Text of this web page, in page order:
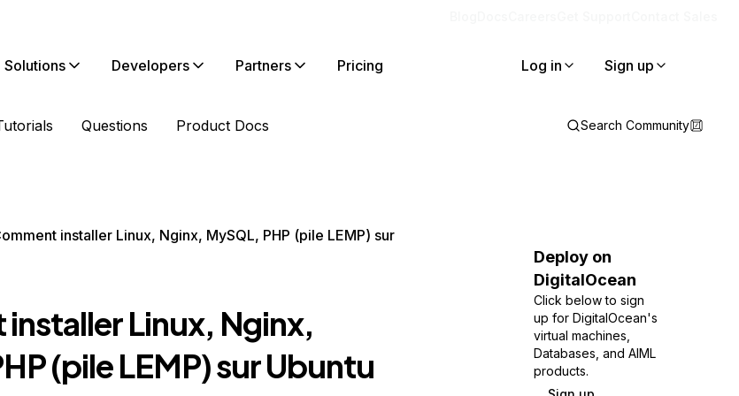
Solutions Developers Partners Pricing Log in Sign up
Questions Product Docs Search Community
installer Linux, Nginx, MySQL, PHP (pile LEMP) sur
Linux, Nginx,
(pile LEMP) sur Ubuntu
Deploy on
DigitalOcean
Click below to sign
up for DigitalOcean's
virtual machines,
Databases, and AIML
products.